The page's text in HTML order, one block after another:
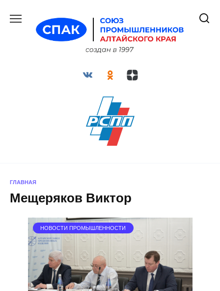
содержанию
ГЛАВНАЯ
Мещеряков Виктор
НОВОСТИ ПРОМЫШЛЕННОСТИ